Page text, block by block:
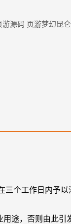
个工作日内予以
途，否则由此